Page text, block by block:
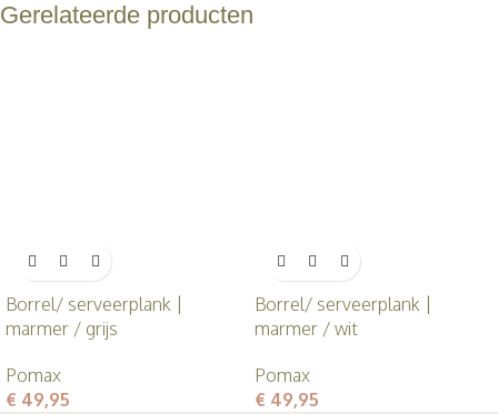
Gerelateerde producten
Borrel/ serveerplank |
marmer / grijs
Pomax
€ 49,95
Borrel/ serveerplank |
marmer / wit
Pomax
€ 49,95